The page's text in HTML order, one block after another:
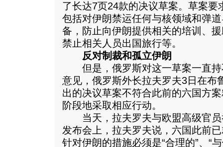
了长达7页24款的决议草案。草案要
包括对伊朗禁运任何与核领域和弹
备，防止向伊朗提供相关的培训、
禁止相关人员出国旅行等。
反对制裁和孤立伊朗
但是，俄罗斯对这一草案一直持
意见，俄罗斯外长拉夫罗夫3日在布
出的决议草案不符合此前的六国方
阶段地采取相应行动。
当天，拉夫罗夫与欧盟高级官员
发布会上，拉夫罗夫说，六国此前
针对伊朗的措施必须是“合理的”、“